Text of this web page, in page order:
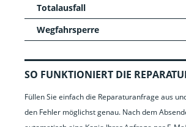
Totalausfall
Wegfahrsperre
SO FUNKTIONIERT DIE
Füllen Sie einfach die Reparaturanfrage aus
den Fehler möglichst genau. Nach dem